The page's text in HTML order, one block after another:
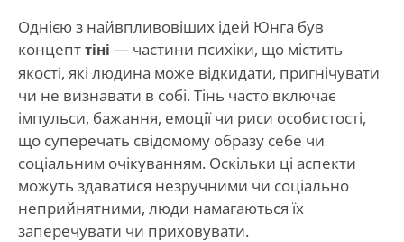
Однією з найвпливовіших ідей Юнга був
концепттіні — частини психіки, що містить
якості, які людина може відкидати, пригнічувати
чи не визнавати в собі. Тінь часто включає
імпульси, бажання, емоції чи риси особистості,
що суперечать свідомому образу себе чи
соціальним очікуванням. Оскільки ці аспекти
можуть здаватися незручними чи соціально
неприйнятними, люди намагаються їх
заперечувати чи приховувати.